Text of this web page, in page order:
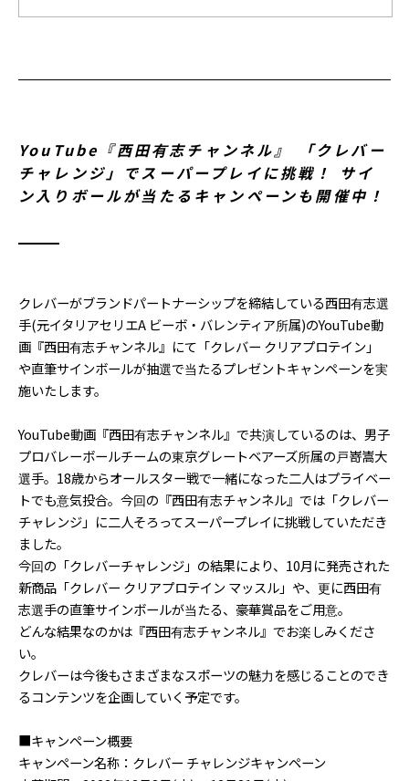
YouTube『西田有志チャンネル』 「クレバー
チャレンジ」でスーパープレイに挑戦！ サイ
ン入りボールが当たるキャンペーンも開催中！
クレバーがブランドパートナーシップを締結している西田有志選
手(元イタリアセリエA ビーボ・バレンティア所属)のYouTube動
画『西田有志チャンネル』にて「クレバー クリアプロテイン」
や直筆サインボールが抽選で当たるプレゼントキャンペーンを実
施いたします。
YouTube動画『西田有志チャンネル』で共演しているのは、男子
プロバレーボールチームの東京グレートベアーズ所属の戸嵜嵩大
選手。18歳からオールスター戦で一緒になった二人はプライベー
トでも意気投合。今回の『西田有志チャンネル』では「クレバー
チャレンジ」に二人そろってスーパープレイに挑戦していただき
ました。
今回の「クレバーチャレンジ」の結果により、10月に発売された
新商品「クレバー クリアプロテイン マッスル」や、更に西田有
志選手の直筆サインボールが当たる、豪華賞品をご用意。
どんな結果なのかは『西田有志チャンネル』でお楽しみくださ
い。
クレバーは今後もさまざまなスポーツの魅力を感じることのでき
るコンテンツを企画していく予定です。
■キャンペーン概要
キャンペーン名称：クレバー チャレンジキャンペーン